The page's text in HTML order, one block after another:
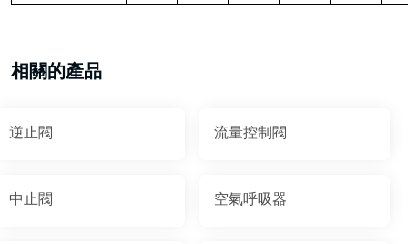
相關的產品
逆止閥 流量控制閥
中止閥 空氣呼吸器